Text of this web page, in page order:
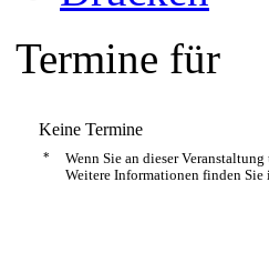
Termine für
Keine Termine
*
Wenn Sie an dieser
Weitere Informationen finden Sie